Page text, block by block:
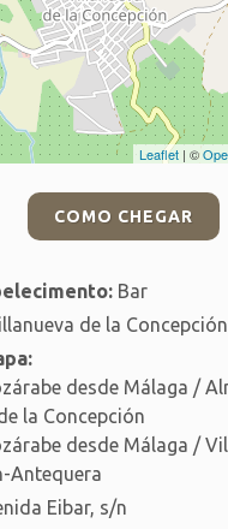
Leaflet | ©
COMO CHEGAR
Bar
de la
desde Málaga /
la Concepción
desde Málaga /
Antequera
Eibar, s/n